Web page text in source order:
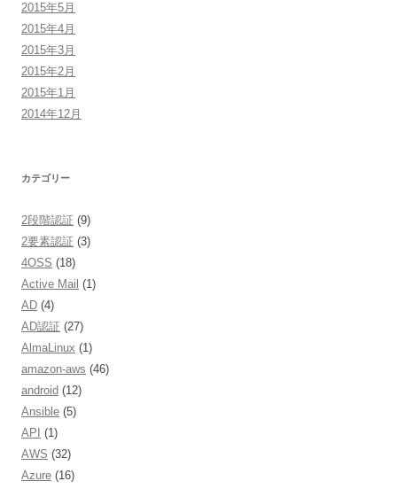
2015年5月
2015年4月
2015年3月
2015年2月
2015年1月
2014年12月
カテゴリー
2段階認証 (9)
2要素認証 (3)
4OSS (18)
Active Mail (1)
AD (4)
AD認証 (27)
AlmaLinux (1)
amazon-aws (46)
android (12)
Ansible (5)
API (1)
AWS (32)
Azure (16)